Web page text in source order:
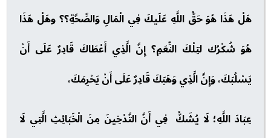
هَلْ هَذَا هُوَ حَقُّ اللَّهِ عَلَيكَ فِي الْمَالِ وَالصِّحَّةِ؟؟ وهَلْ هَذَا
هُوَ شُكْرُك لتِلْكَ النِّعَمِ؟ إِنَّ الَّذِي أَعْطَاكَ قَادِرٌ عَلَى أَنْ
يَسْلُبَكَ، وَإِنَّ الَّذِي وَهَبَكَ قَادِرٌ عَلَى أَنْ يَحْرِمَكَ،
عِبَادَ اللَّهِ؛ لَا يُشَكُّ فِي أَنَّ التَّدْخِينَ مِنَ الْخَبَائِثِ الَّتِي لَا